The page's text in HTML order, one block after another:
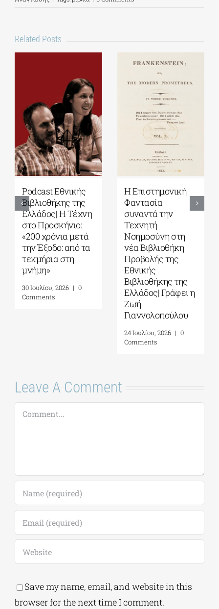
Related Posts
Podcast Εθνικής
Βιβλιοθήκης της
Ελλάδος| Η Tέχνη
στο Προσκήνιο:
«200 χρόνια μετά
την Έξοδο: από τα
τεκμήρια στη
μνήμη»
30 Ιουλίου, 2026 | 0
Comments
Η Επιστημονική
Φαντασία
συναντά την
Τεχνητή
Νοημοσύνη στη
νέα Βιβλιοθήκη
Προβολής της
Εθνικής
Βιβλιοθήκης της
Ελλάδος| Γράφει η
Ζωή
Γιαννολοπούλου
24 Ιουλίου, 2026 | 0
Comments
Leave A Comment
Comment
Save my name, email, and website in this
browser for the next time I comment.